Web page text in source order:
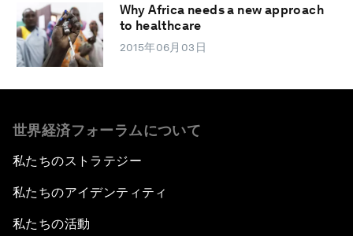
Why Africa needs a new approach
to healthcare
2015年06月03日
世界経済フォーラムについて
私たちのストラテジー
私たちのアイデンティティ
私たちの活動